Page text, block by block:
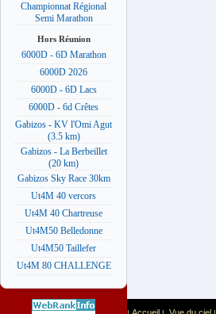
Championnat Régional
Semi Marathon
Hors Réunion
6000D - 6D Marathon
6000D 2026
6000D - 6D Lacs
6000D - 6d Crêtes
Gabizos - KV l'Omi Agut
(3.5 km)
Gabizos - La Berbeillet
(20 km)
Gabizos Sky Race 30km
Ut4M 40 vercors
Ut4M 40 Chartreuse
Ut4M50 Belledonne
Ut4M50 Taillefer
Ut4M 80 CHALLENGE